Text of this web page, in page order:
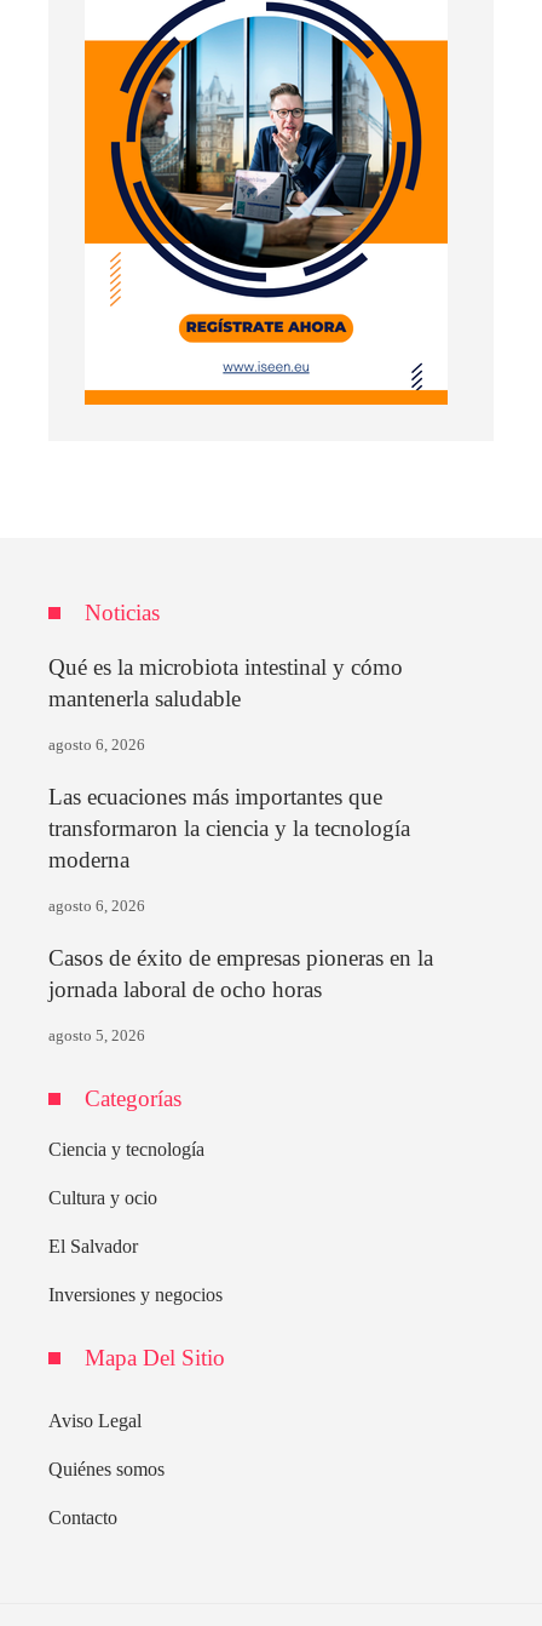
Noticias
Qué es la microbiota intestinal y cómo
mantenerla saludable
agosto 6, 2026
Las ecuaciones más importantes que
transformaron la ciencia y la tecnología
moderna
agosto 6, 2026
Casos de éxito de empresas pioneras en la
jornada laboral de ocho horas
agosto 5, 2026
Categorías
Ciencia y tecnología
Cultura y ocio
El Salvador
Inversiones y negocios
Mapa Del Sitio
Aviso Legal
Quiénes somos
Contacto